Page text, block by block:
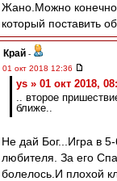
Жано.Можно конечно
который поставить
Край -
01 окт 2018 12:36
ys » 01 окт 2018,
.. второе
ближе..
Не дай Бог...Игра в
любителя. За его
болелось.И плохой